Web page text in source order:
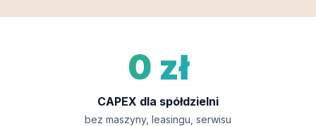
0 zł
CAPEX dla spółdzielni
bez maszyny, leasingu, serwisu